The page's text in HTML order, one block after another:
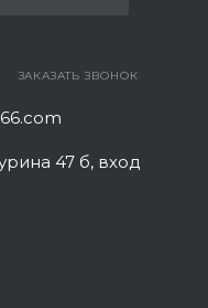
ЗАКАЗАТЬ ЗВОНОК
47 б, вход